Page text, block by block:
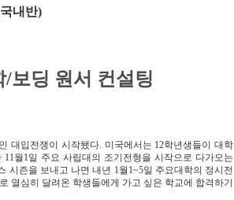
국내반)
/보딩 원서 컨설팅
대입전쟁이 시작됐다. 미국에서는 12학년생들이 대학
11 월1 일 주요 사립대의 조기전형을 시작으로 다가오는
시즌을 보내고 나면 내년 1 월1~5일 주요대학의 정시전
열심히 달려온 학생들에게 가고 싶은 학교에 합격하기